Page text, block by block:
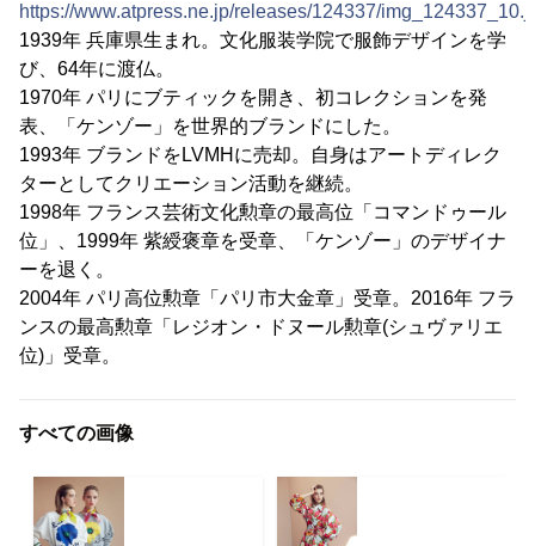
https://www.atpress.ne.jp/releases/124337/
1939年 兵庫県生まれ。文化服装学院で服飾デザインを学
び、64年に渡仏。
1970年 パリにブティックを開き、初コレクションを発
表、「ケンゾー」を世界的ブランドにした。
1993年 ブランドをLVMHに売却。自身はアートディレク
ターとしてクリエーション活動を継続。
1998年 フランス芸術文化勲章の最高位「コマンドゥール
位」、1999年 紫綬褒章を受章、「ケンゾー」のデザイナ
ーを退く。
2004年 パリ高位勲章「パリ市大金章」受章。2016年 フラ
ンスの最高勲章「レジオン・ドヌール勲章(シュヴァリエ
位)」受章。
すべての画像